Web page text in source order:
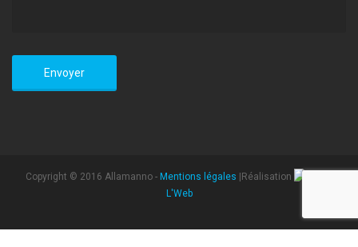
Copyright © 2016 Allamanno - Mentions légales |Réalisation
L'Web